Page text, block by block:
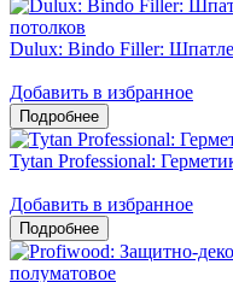
Dulux: Bindo Filler:
Добавить в избранное
Tytan Professional:
Добавить в избранное